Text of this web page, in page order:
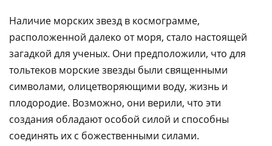
Наличие морских звезд в космограмме,
расположенной далеко от моря, стало настоящей
загадкой для ученых. Они предположили, что для
тольтеков морские звезды были священными
символами, олицетворяющими воду, жизнь и
плодородие. Возможно, они верили, что эти
создания обладают особой силой и способны
соединять их с божественными силами.